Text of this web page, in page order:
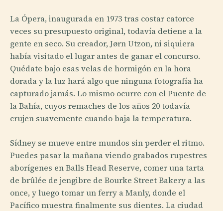
La Ópera, inaugurada en 1973 tras costar catorce
veces su presupuesto original, todavía detiene a la
gente en seco. Su creador, Jørn Utzon, ni siquiera
había visitado el lugar antes de ganar el concurso.
Quédate bajo esas velas de hormigón en la hora
dorada y la luz hará algo que ninguna fotografía ha
capturado jamás. Lo mismo ocurre con el Puente de
la Bahía, cuyos remaches de los años 20 todavía
crujen suavemente cuando baja la temperatura.
Sídney se mueve entre mundos sin perder el ritmo.
Puedes pasar la mañana viendo grabados rupestres
aborígenes en Balls Head Reserve, comer una tarta
de brûlée de jengibre de Bourke Street Bakery a las
once, y luego tomar un ferry a Manly, donde el
Pacífico muestra finalmente sus dientes. La ciudad